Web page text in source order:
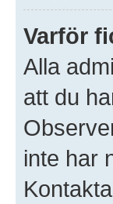
Varför
Alla
att du
inte har